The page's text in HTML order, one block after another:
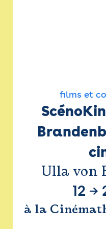
films et
Ulla von
12 →
à la